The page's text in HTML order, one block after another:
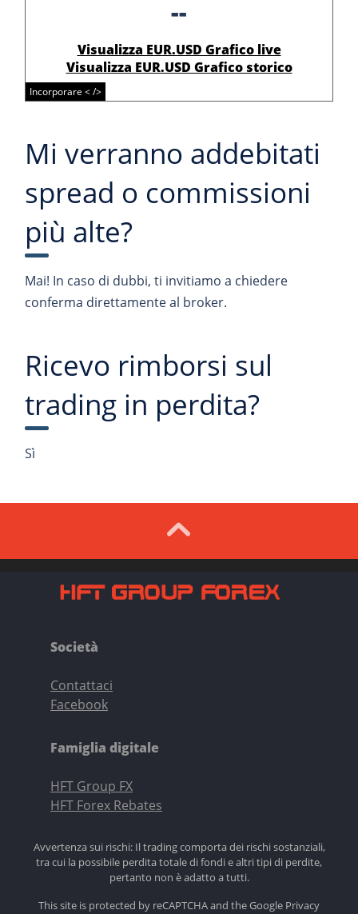
--
Visualizza EUR.USD Grafico live
Visualizza EUR.USD Grafico storico
Incorporare < />
Mi verranno addebitati
spread o commissioni
più alte?
Mai! In caso di dubbi, ti invitiamo a chiedere
conferma direttamente al broker.
Ricevo rimborsi sul
trading in perdita?
Sì
Società
Contattaci
Facebook
Famiglia digitale
HFT Group FX
HFT Forex Rebates
Avvertenza sui rischi: Il trading comporta dei rischi sostanziali,
tra cui la possibile perdita totale di fondi e altri tipi di perdite,
pertanto non è adatto a tutti.
This site is protected by reCAPTCHA and the Google Privacy